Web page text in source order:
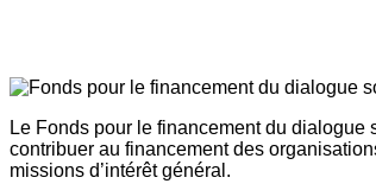
Le Fonds pour le financement du
contribuer au financement des
missions d’intérêt général.